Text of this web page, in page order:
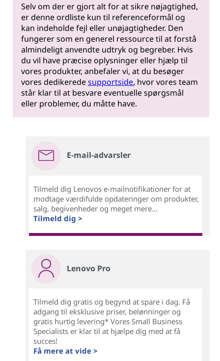
Selv om der er gjort alt for at sikre nøjagtighed,
er denne ordliste kun til referenceformål og
kan indeholde fejl eller unøjagtigheder. Den
fungerer som en generel ressource til at forstå
almindeligt anvendte udtryk og begreber. Hvis
du vil have præcise oplysninger eller hjælp til
vores produkter, anbefaler vi, at du besøger
vores dedikeredesupportside, hvor vores team
står klar til at besvare eventuelle spørgsmål
eller problemer, du måtte have.
E-mail-advarsler
Tilmeld dig Lenovos e-mailnotifikationer for at
modtage værdifulde opdateringer om produkter,
salg, begivenheder og meget mere...
Tilmeld dig >
Lenovo Pro
Tilmeld dig gratis og begynd at spare i dag. Få
adgang til eksklusive priser, belønninger og
gratis hurtig levering* Vores Small Business
Specialists er klar til at hjælpe dig med at få
succes!
Få mere at vide >